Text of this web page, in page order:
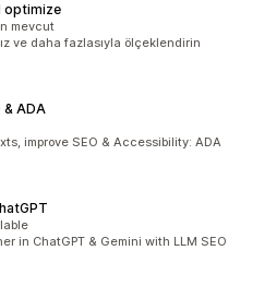
optimize
mevcut
ve daha fazlasıyla ölçeklendirin
& ADA
improve SEO & Accessibility: ADA
in ChatGPT & Gemini with LLM SEO